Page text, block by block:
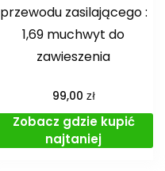
przewodu zasilającego :
1,69 muchwyt do
zawieszenia
99,00 zł
Zobacz gdzie kupić
najtaniej